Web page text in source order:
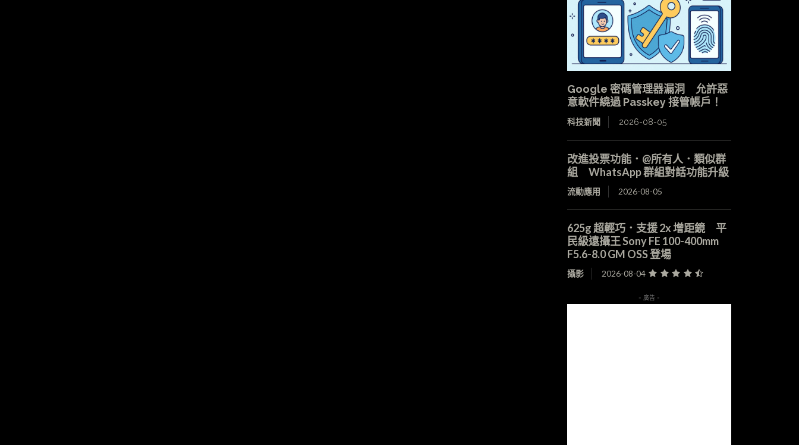
Google 密碼管理器漏洞 允許惡
意軟件繞過 Passkey 接管帳戶！
科技新聞 2026-08-05
改進投票功能．@所有人．類似群
組 WhatsApp 群組對話功能升級
流動應用 2026-08-05
625g 超輕巧．支援 2x 增距鏡 平
民級遠攝王 Sony FE 100-400mm
F5.6-8.0 GM OSS 登場
攝影 2026-08-04
- 廣告 -